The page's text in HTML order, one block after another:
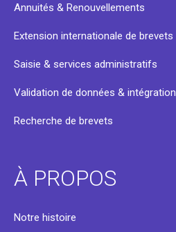
Annuités & Renouvellements
Extension internationale de brevets
Saisie & services administratifs
Validation de données & intégration
Recherche de brevets
À PROPOS
Notre histoire